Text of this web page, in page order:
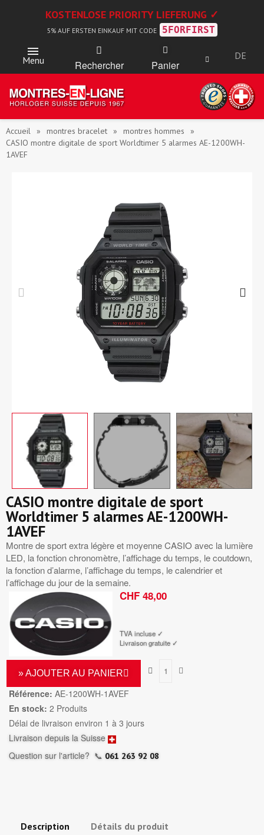
KOSTENLOSE PRIORITY LIEFERUNG ✓
5% AUF ERSTEN EINKAUF MIT CODE 5FORFIRST
Menu Rechercher Panier
DE
Accueil montres bracelet
montres hommes
CASIO montre digitale de sport Worldtimer 5 alarmes AE-1200WH-
1AVEF
CASIO montre digitale de sport
Worldtimer 5 alarmes AE-1200WH-
1AVEF
Montre de sport extra légère et moyenne CASIO avec la lumière
LED, la fonction chronomètre, l’affichage du temps, le coutdown,
la fonction d’alarme, l’affichage du temps, le calendrier et
l’affichage du jour de la semaine.
CHF 48,00
TVA incluse ✓
Livraison gratuite ✓
» AJOUTER AU PANIER
Référence: AE-1200WH-1AVEF
En stock: 2 Produits
Délai de livraison environ 1 à 3 jours
Livraison depuis la Suisse
Question sur l'article? 📞 061 263 92 08
Description Détails du produit